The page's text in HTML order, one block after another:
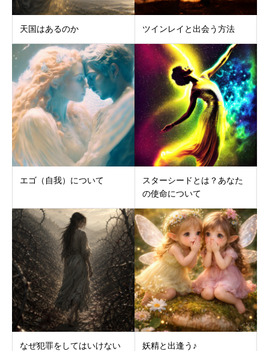
天国はあるのか ツインレイと出会う方法
エゴ（自我）について
スターシードとは？あなた
の使命について
なぜ犯罪をしてはいけない
妖精と出逢う♪